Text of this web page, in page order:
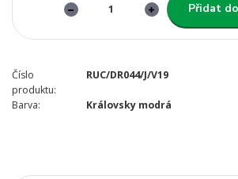
Přidat
Číslo
produktu:
RUC/DR044/J/V19
Barva: Královsky modrá